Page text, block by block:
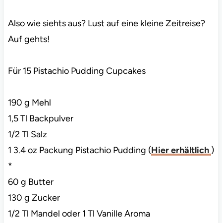
Also wie siehts aus? Lust auf eine kleine Zeitreise?
Auf gehts!
Für 15 Pistachio Pudding Cupcakes
190 g Mehl
1,5 Tl Backpulver
1/2 Tl Salz
1 3.4 oz Packung Pistachio Pudding (Hier erhältlich )
*
60 g Butter
130 g Zucker
1/2 Tl Mandel oder 1 Tl Vanille Aroma